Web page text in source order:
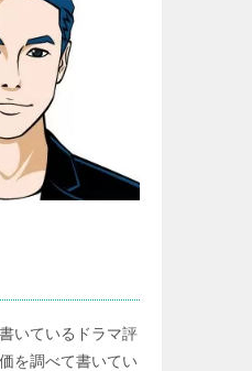
いているドラマ評
を調べて書いてい